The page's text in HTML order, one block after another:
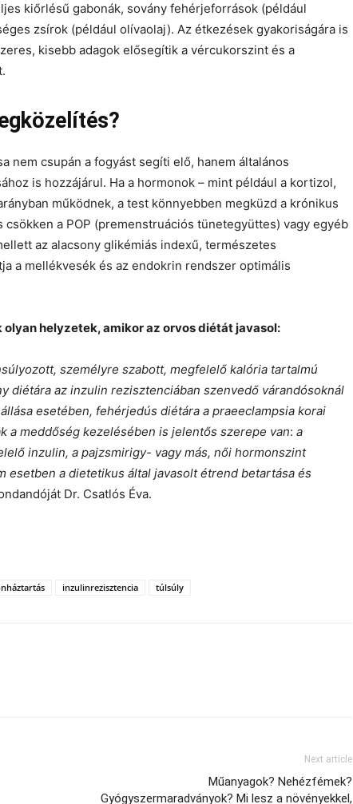
kiőrlésű gabonák, sovány fehérjeforrások (például
zsírok (például olívaolaj). Az étkezések gyakoriságára is
kisebb adagok elősegítik a vércukorszint és a
nem csupán a fogyást segíti elő, hanem általános
is hozzájárul. Ha a hormonok – mint például a kortizol,
működnek, a test könnyebben megküzd a krónikus
csökken a POP (premenstruációs tünetegyüttes) vagy egyéb
az alacsony glikémiás indexű, természetes
a mellékvesék és az endokrin rendszer optimális
helyzetek, amikor az orvos diétát javasol:
személyre szabott, megfelelő kalória tartalmú
diétára az inzulin rezisztenciában szenvedő várandósoknál
esetében, fehérjedús diétára a praeeclampsia korai
a meddőség kezelésében is jelentős szerepe van: a
inzulin, a pajzsmirigy- vagy más, női hormonszint
esetben a dietetikus által javasolt étrend betartása és
Dr. Csatlós Éva.
inzulinrezisztencia túlsúly
Next article
Műanyagok? Nehézfémek?
Gyógyszermaradványok? Mi lesz a növényekkel,